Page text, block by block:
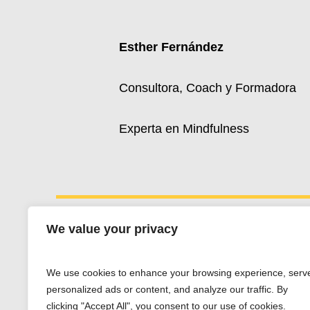
We value your privacy
We use cookies to enhance your browsing experience,
personalized ads or content, and analyze our traffic. By
clicking "Accept All", you consent to our use of cookies.
Esther Fernández
Consultora, Coach y Formadora
Experta en Mindfulness
+34 607 662 203
esther@estherfdez.es